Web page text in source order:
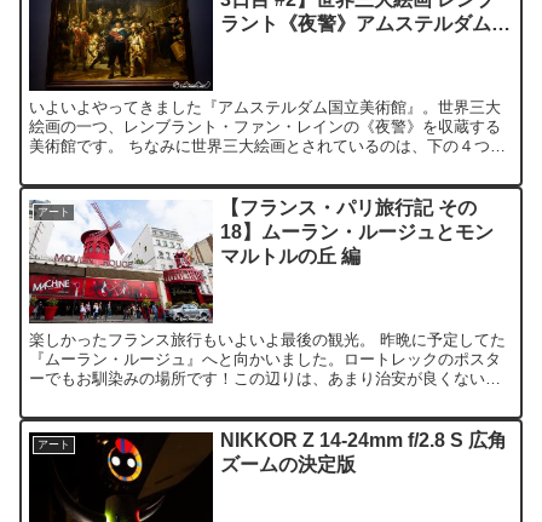
ラント《夜警》アムステルダム国
いよいよやってきました『アムステルダム国立美術館』。世界三大
絵画の一つ、レンブラント・ファン・レインの《夜警》を収蔵する
美術館です。 ちなみに世界三大絵画とされているのは、下の４つ
アート
【フランス・パリ旅行記 その
18】ムーラン・ルージュとモン
マルトルの丘 編
楽しかったフランス旅行もいよいよ最後の観光。 昨晩に予定してた
『ムーラン・ルージュ』へと向かいました。ロートレックのポスタ
ーでもお馴染みの場所です！この辺りは、あまり治安が良くないと
アート
NIKKOR Z 14-24mm f/2.8 S 広角
ズームの決定版